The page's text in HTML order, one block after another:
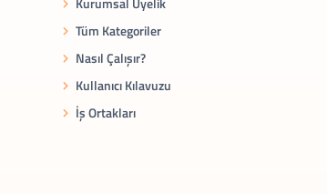
Tüm Kategoriler
Nasıl Çalışır?
Kullanıcı Kılavuzu
İş Ortakları